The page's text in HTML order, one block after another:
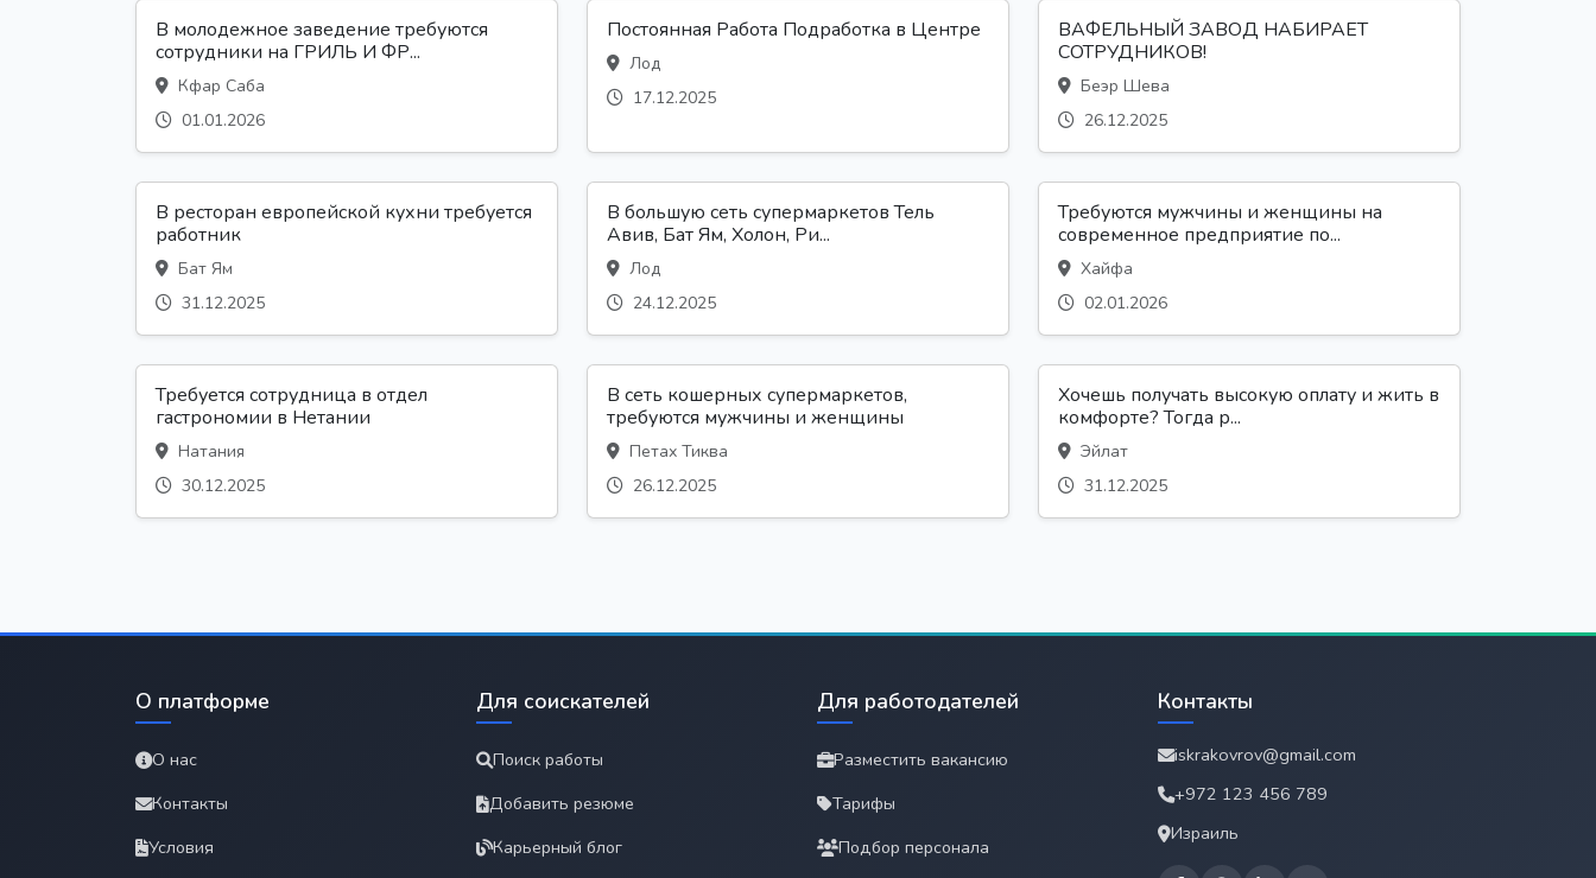
В молодежное заведение требуются
сотрудники на ГРИЛЬ И ФР...
Кфар Саба
01.01.2026
Постоянная Работа Подработка в Центре
Лод
17.12.2025
ВАФЕЛЬНЫЙ ЗАВОД НАБИРАЕТ
СОТРУДНИКОВ!
Беэр Шева
26.12.2025
В ресторан европейской кухни требуется
работник
Бат Ям
31.12.2025
В большую сеть супермаркетов Тель
Авив, Бат Ям, Холон, Ри...
Лод
24.12.2025
Требуются мужчины и женщины на
современное предприятие по...
Хайфа
02.01.2026
Требуется сотрудница в отдел
гастрономии в Нетании
Натания
30.12.2025
В сеть кошерных супермаркетов,
требуются мужчины и женщины
Петах Тиква
26.12.2025
Хочешь получать высокую оплату и жить в
комфорте? Тогда р...
Эйлат
31.12.2025
О платформе
О нас
Контакты
Условия
Для соискателей
Поиск работы
Добавить резюме
Карьерный блог
Для работодателей
Разместить вакансию
Тарифы
Подбор персонала
Контакты
iskrakovrov@gmail.com
+972 123 456 789
Израиль